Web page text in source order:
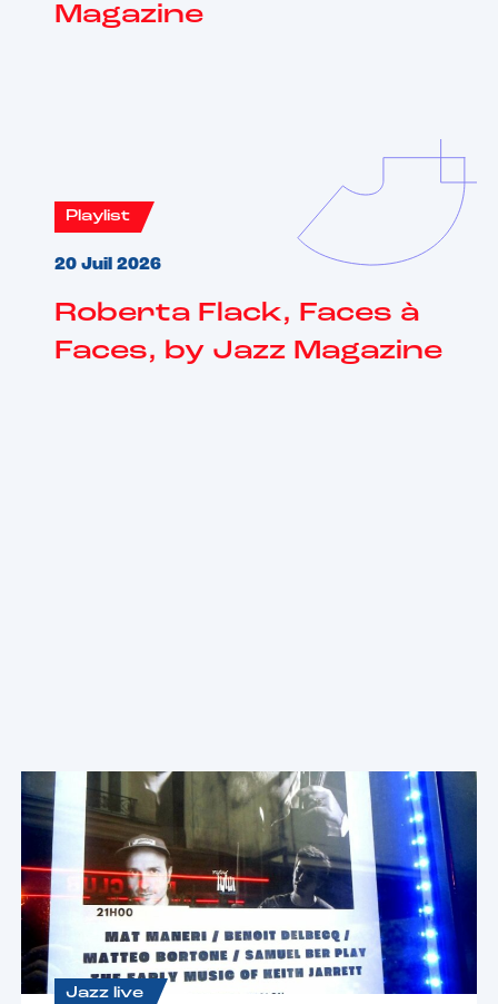
Magazine
Playlist
20 Juil 2026
Roberta Flack, Faces à
Faces, by Jazz Magazine
Jazz live